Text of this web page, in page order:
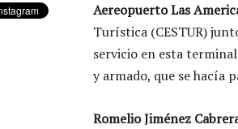
Aereopuerto Las
Turística (CESTUR)
servicio en esta
y armado, que se hacía
Romelio Jiménez